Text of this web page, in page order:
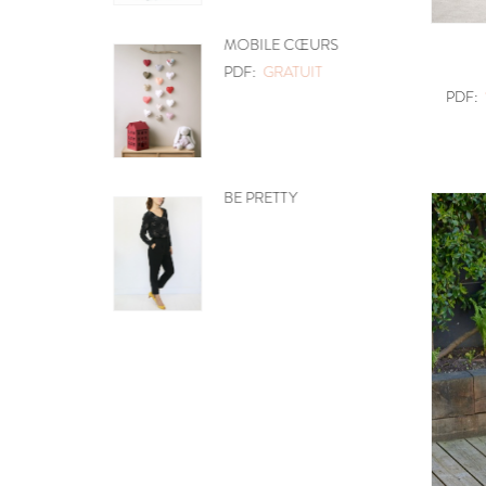
MOBILE CŒURS
PDF: GRATUIT
BE PRETTY
PDF: